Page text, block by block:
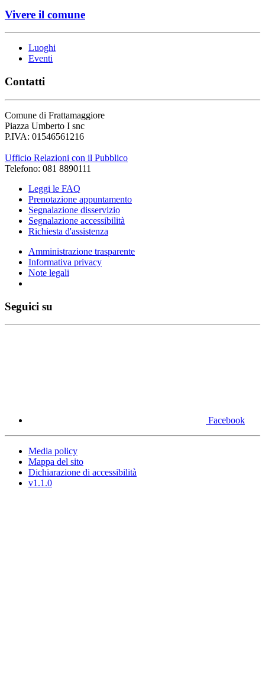
Vivere il comune
Luoghi
Eventi
Contatti
Comune di Frattamaggiore
Piazza Umberto I snc
P.IVA: 01546561216
Ufficio Relazioni con il Pubblico
Telefono: 081 8890111
Leggi le FAQ
Prenotazione appuntamento
Segnalazione disservizio
Segnalazione accessibilità
Richiesta d'assistenza
Amministrazione trasparente
Informativa privacy
Note legali
Seguici su
Facebook
Media policy
Mappa del sito
Dichiarazione di accessibilità
v1.1.0